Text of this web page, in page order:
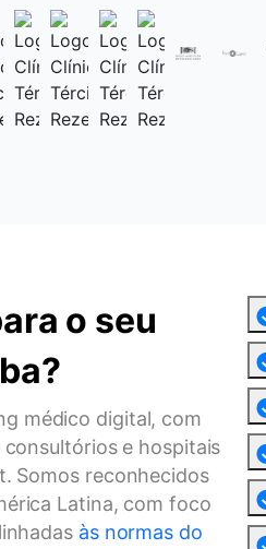
o seu
médico digital, com
consultórios e hospitais
Somos reconhecidos
Latina, com foco
às normas do